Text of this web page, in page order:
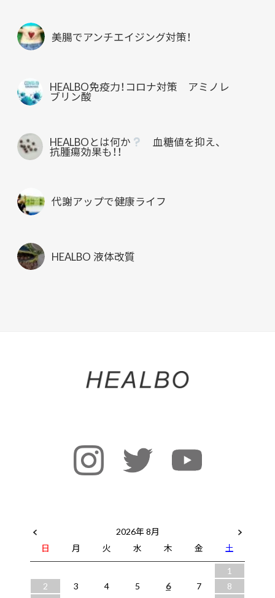
美腸でアンチエイジング対策！
HEALBO免疫力！コロナ対策 アミノレ
ブリン酸
HEALBOとは何か 血糖値を抑え、
抗腫瘍効果も！！
代謝アップで健康ライフ
HEALBO 液体改質
2026年 8月
日
月 火 水 木 金
土
1
2
3 4 5 6 7
8